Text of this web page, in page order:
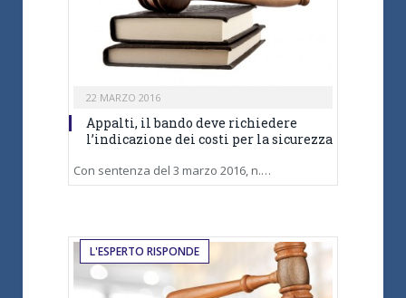
22 MARZO 2016
Appalti, il bando deve richiedere
l’indicazione dei costi per la sicurezza
Con sentenza del 3 marzo 2016, n.…
L'ESPERTO RISPONDE